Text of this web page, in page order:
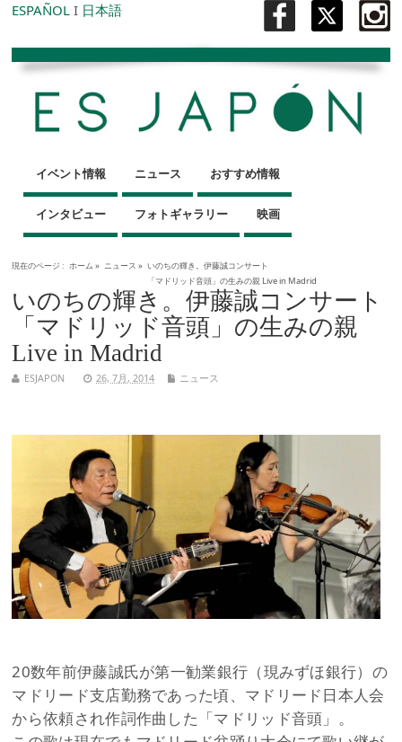
ESPAÑOL I 日本語
イベント情報 ニュース おすすめ情報
インタビュー フォトギャラリー 映画
現在のページ : ホーム » ニュース » いのちの輝き。伊藤誠コンサート
「マドリッド音頭」の生みの親 Live in Madrid
いのちの輝き。伊藤誠コンサート
「マドリッド音頭」の生みの親
Live in Madrid
ESJAPON 26, 7月, 2014 ニュース
20数年前伊藤誠氏が第一勧業銀行（現みずほ銀行）の
マドリード支店勤務であった頃、マドリード日本人会
から依頼され作詞作曲した「マドリッド音頭」。